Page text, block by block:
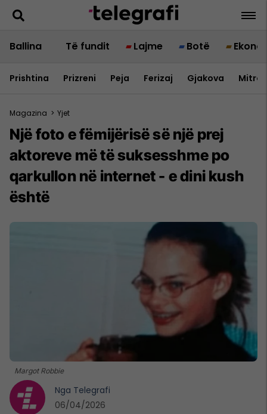
Ballina Të fundit Lajme Botë
Prishtina Prizreni Peja Ferizaj Gjakova
Magazina > Yjet
Një foto e fëmijërisë së një prej
aktoreve më të suksesshme po
qarkullon në internet - e dini kush
është
Margot Robbie
Nga Telegrafi
06/04/2026